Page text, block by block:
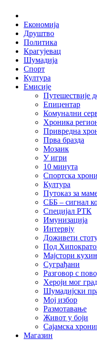
Економија
Друштво
Политика
Крагујевац
Шумадија
Спорт
Култура
Емисије
Путешествије
Епицентар
Комунални
Хроника
Привредна
Прва бразда
Мозаик
У игри
10 минута
Спортска
Култура
Путоказ за
СББ – сигнал
Специјал РТК
Имунизација
Интервју
Доживети
Под
Мајстори
Суграђани
Разговор с
Хероји мог
Шумадијски
Мој избор
Размотавање
Живот у боји
Сајамска
Магазин